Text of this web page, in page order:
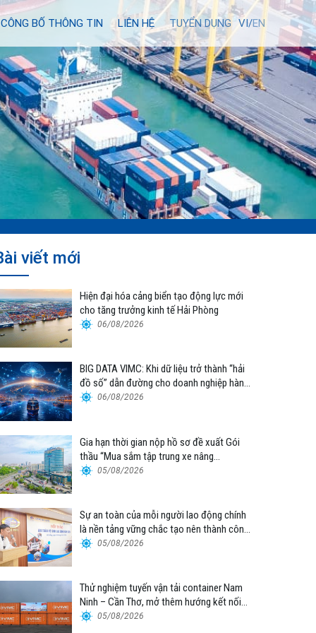
CÔNG BỐ THÔNG TIN LIÊN HỆ TUYỂN DỤNG VI/EN
viết mới
Hiện đại hóa cảng biển tạo động lực mới
cho tăng trưởng kinh tế Hải Phòng
06/08/2026
BIG DATA VIMC: Khi dữ liệu trở thành “hải
đồ số” dẫn đường cho doanh nghiệp hàng
hải 06/08/2026
Gia hạn thời gian nộp hồ sơ đề xuất Gói
thầu “Mua sắm tập trung xe nâng
container thuộc Tổng công ty Hàng hải
05/08/2026
Sự an toàn của mỗi người lao động chính
là nền tảng vững chắc tạo nên thành công
của Cảng Đà Nẵng
05/08/2026
Thử nghiệm tuyến vận tải container Nam
Ninh – Cần Thơ, mở thêm hướng kết nối
logistics cho ĐBSCL
05/08/2026